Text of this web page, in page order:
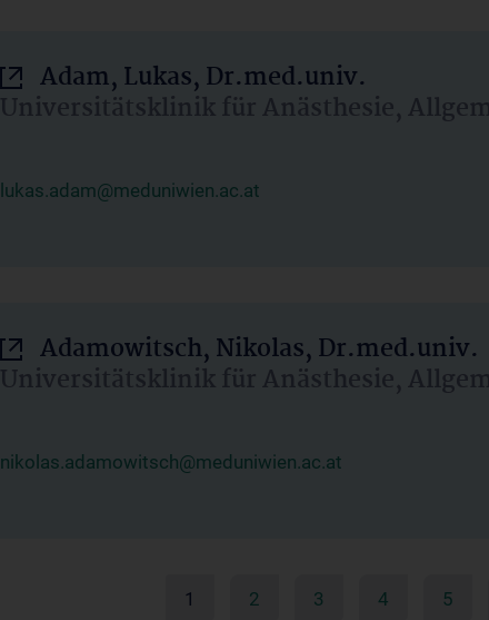
Adam, Lukas, Dr.med.univ.
Universitätsklinik für Anästhesie,
lukas.adam@meduniwien.ac.at
Adamowitsch, Nikolas, Dr.med.univ.
Universitätsklinik für Anästhesie,
nikolas.adamowitsch@meduniwien.ac.at
1 2 3 4 5